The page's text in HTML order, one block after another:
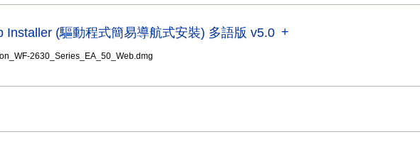
Installer (驅動程式簡易導航式安裝) 多語版 v5.0
2630_Series_EA_50_Web.dmg